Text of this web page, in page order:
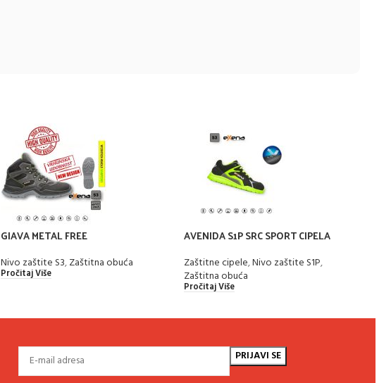
GIAVA METAL FREE
Nivo zaštite S3,Zaštitna obuća
Pročitaj Više
AVENIDA S1P SRC SPORT CIPELA
Zaštitne cipele,Nivo zaštite S1P,
Zaštitna obuća
Pročitaj Više